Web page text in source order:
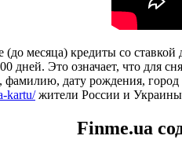
месяца) кредиты со
дней. Это означает, что для
фамилию, дату рождения,
kartu/жители России и Украины.
Finme.ua